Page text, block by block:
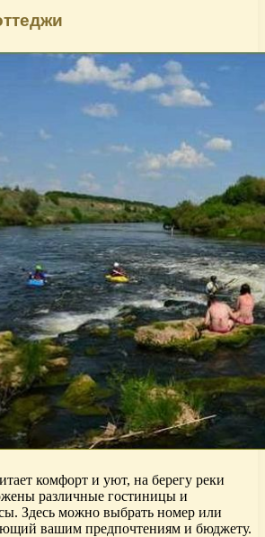
комфорт и уют, на берегу реки
различные гостиницы и
Здесь можно выбрать номер или
вашим предпочтениям и бюджету.